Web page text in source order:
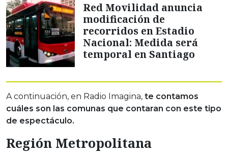
Red Movilidad anuncia
modificación de
recorridos en Estadio
Nacional: Medida será
temporal en Santiago
A continuación, en Radio Imagina, te contamos
cuáles son las comunas que contaran con este tipo
de espectáculo.
Región Metropolitana